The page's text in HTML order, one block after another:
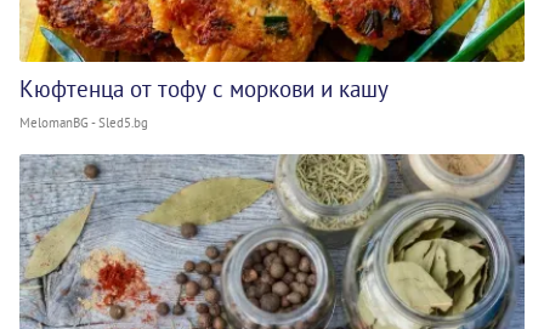
Кюфтенца от тофу с моркови и кашу
MelomanBG - Sled5.bg